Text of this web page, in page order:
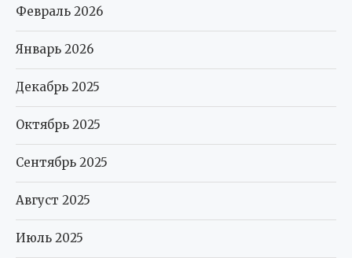
Февраль 2026
Январь 2026
Декабрь 2025
Октябрь 2025
Сентябрь 2025
Август 2025
Июль 2025